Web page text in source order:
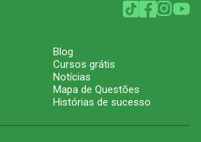
Blog
Cursos grátis
Notícias
Mapa de Questões
Histórias de sucesso